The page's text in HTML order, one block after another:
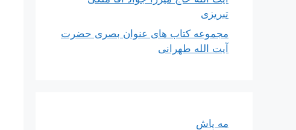
تبریزی
مجموعه کتاب های عنوان بصری حضرت
آیت الله طهرانی
مه پاش